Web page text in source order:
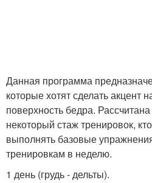
Данная программа
которые хотят сделать акцент
поверхность бедра.
некоторый стаж тренировок,
выполнять базовые
тренировкам в неделю.
1 день (грудь - дельты).